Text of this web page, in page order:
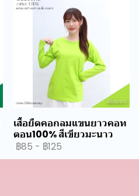
เสื้อยืดคอกลมแขนยาวคอท
ตอน100% สีเขียวมะนาว
฿85 - ฿125